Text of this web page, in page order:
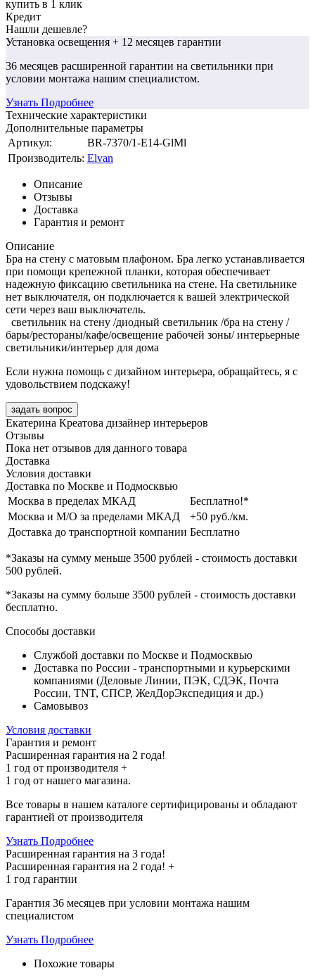
купить в 1 клик
Кредит
Нашли дешевле?
Установка освещения + 12 месяцев гарантии
36 месяцев расширенной гарантии на светильники при
условии монтажа нашим специалистом.
Узнать Подробнее
Технические характеристики
Дополнительные параметры
Артикул:
BR-7370/1-E14-GlMl
Производитель: Elvan
Описание
Отзывы
Доставка
Гарантия и ремонт
Описание
Бра на стену с матовым плафоном. Бра легко устанавливается
при помощи крепежной планки, которая обеспечивает
надежную фиксацию светильника на стене. На светильнике
нет выключателя, он подключается к вашей электрической
сети через ваш выключатель.
светильник на стену /диодный светильник /бра на стену /
бары/рестораны/кафе/освещение рабочей зоны/ интерьерные
светильники/интерьер для дома
Если нужна помощь с дизайном интерьера, обращайтесь, я с
удовольствием подскажу!
задать вопрос
Екатерина Креатова дизайнер интерьеров
Отзывы
Пока нет отзывов для данного товара
Доставка
Условия доставки
Доставка по Москве и Подмосквью
Москва в пределах МКАД
Бесплатно!*
Москва и М/О за пределами МКАД
+50 руб./км.
Доставка до транспортной компании Бесплатно
*Заказы на сумму меньше 3500 рублей - стоимость доставки
500 рублей.
*Заказы на сумму больше 3500 рублей - стоимость доставки
бесплатно.
Способы доставки
Службой доставки по Москве и Подмосквью
Доставка по России - транспортными и курьерскими
компаниями (Деловые Линии, ПЭК, СДЭК, Почта
России, TNT, СПСР, ЖелДорЭкспедиция и др.)
Самовывоз
Условия доставки
Гарантия и ремонт
Расширенная гарантия на 2 года!
1 год от производителя +
1 год от нашего магазина.
Все товары в нашем каталоге сертифицированы и обладают
гарантией от производителя
Узнать Подробнее
Расширенная гарантия на 3 года!
Расширенная гарантия на 2 года! +
1 год гарантии
Гарантия 36 месяцев при условии монтажа нашим
специалистом
Узнать Подробнее
Похожие товары